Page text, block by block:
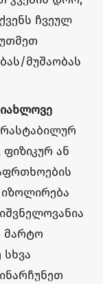
ჩვეულ
მუშაობას
ან
მარტო